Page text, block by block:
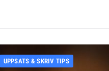
UPPSATS & SKRIV TIPS